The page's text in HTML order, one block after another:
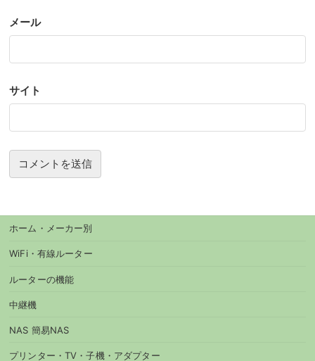
メール
サイト
ホーム・メーカー別
WiFi・有線ルーター
ルーターの機能
中継機
NAS 簡易NAS
プリンター・TV・子機・アダプター